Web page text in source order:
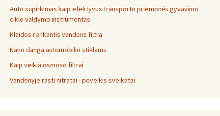
Auto supirkimas kaip efektyvus transporto priemonės gyvavimo
ciklo valdymo instrumentas
Klaidos renkantis vandens filtrą
Nano danga automobilio stiklams
Kaip veikia osmoso filtrai
Vandenyje rasti nitratai - poveikis sveikatai